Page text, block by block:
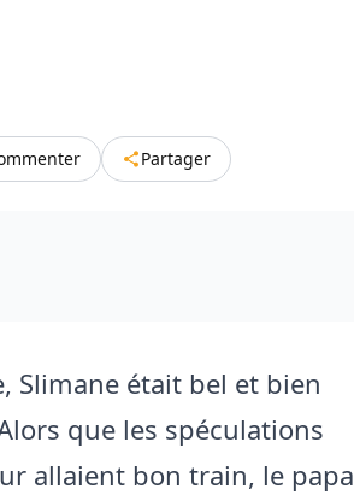
Partager
Slimane était bel et bien
que les spéculations
allaient bon train, le papa